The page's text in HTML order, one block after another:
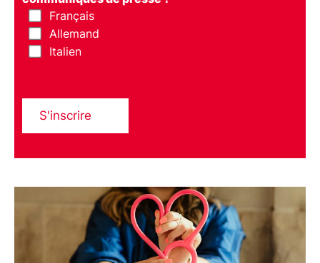
Français
Allemand
Italien
S'inscrire